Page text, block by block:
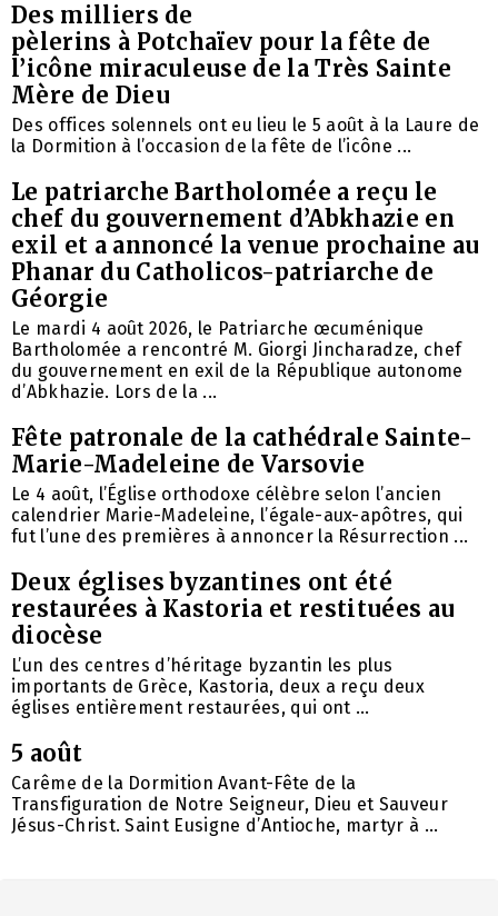
Des milliers de
pèlerins à Potchaïev pour la fête de
l’icône miraculeuse de la Très Sainte
Mère de Dieu
Des offices solennels ont eu lieu le 5 août à la Laure de
la Dormition à l’occasion de la fête de l’icône ...
Le patriarche Bartholomée a reçu le
chef du gouvernement d’Abkhazie en
exil et a annoncé la venue prochaine au
Phanar du Catholicos-patriarche de
Géorgie
Le mardi 4 août 2026, le Patriarche œcuménique
Bartholomée a rencontré M. Giorgi Jincharadze, chef
du gouvernement en exil de la République autonome
d’Abkhazie. Lors de la ...
Fête patronale de la cathédrale Sainte-
Marie-Madeleine de Varsovie
Le 4 août, l’Église orthodoxe célèbre selon l’ancien
calendrier Marie-Madeleine, l’égale-aux-apôtres, qui
fut l’une des premières à annoncer la Résurrection ...
Deux églises byzantines ont été
restaurées à Kastoria et restituées au
diocèse
L’un des centres d’héritage byzantin les plus
importants de Grèce, Kastoria, deux a reçu deux
églises entièrement restaurées, qui ont ...
5 août
Carême de la Dormition Avant-Fête de la
Transfiguration de Notre Seigneur, Dieu et Sauveur
Jésus-Christ. Saint Eusigne d’Antioche, martyr à ...